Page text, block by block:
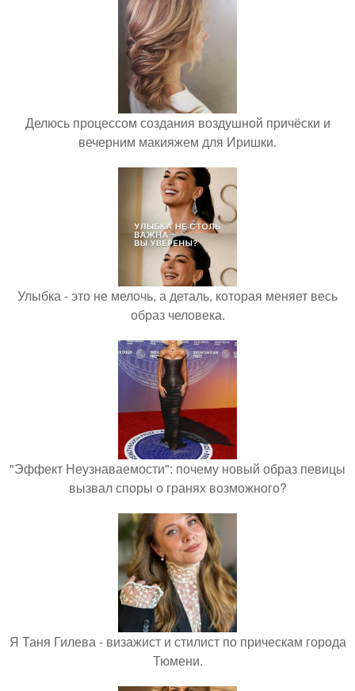
Делюсь процессом создания воздушной причёски и
вечерним макияжем для Иришки.
Улыбка - это не мелочь, а деталь, которая меняет весь
образ человека.
"Эффект Неузнаваемости": почему новый образ певицы
вызвал споры о гранях возможного?
Я Таня Гилева - визажист и стилист по прическам города
Тюмени.